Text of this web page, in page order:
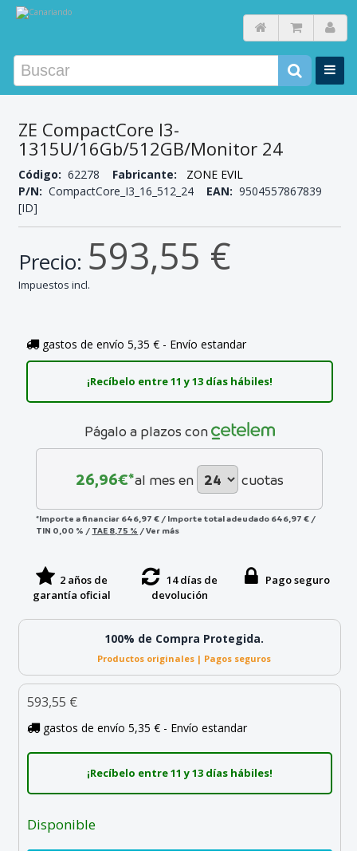
ZE CompactCore I3-
1315U/16Gb/512GB/Monitor 24
Código: 62278 Fabricante:
ZONE EVIL
P/N: CompactCore_I3_16_512_24 EAN: 9504557867839
[ID]
Precio: 593,55 €
Impuestos incl.
gastos de envío 5,35 € - Envío estandar
¡Recíbelo entre 11 y 13 días hábiles!
Págalo a plazos con
26,96€*al mes en cuotas
*Importe a financiar 646,97 € / Importe total adeudado 646,97 € /
TIN 0,00 % / TAE 8,75 % /Ver más
2 años de
garantía oficial
14 días de
devolución
Pago seguro
100% de Compra Protegida.
Productos originales | Pagos seguros
593,55 €
gastos de envío 5,35 € - Envío estandar
¡Recíbelo entre 11 y 13 días hábiles!
Disponible